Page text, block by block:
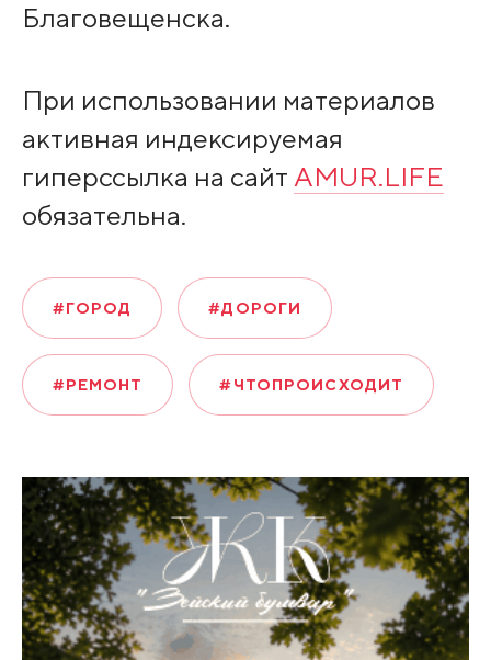
Благовещенска.
При использовании материалов
активная индексируемая
гиперссылка на сайт AMUR.LIFE
обязательна.
#ГОРОД #ДОРОГИ
#РЕМОНТ #ЧТОПРОИСХОДИТ